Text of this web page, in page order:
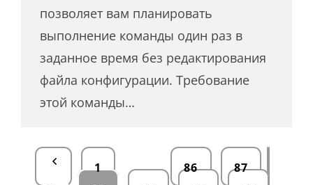
позволяет вам планировать
выполнение команды один раз в
заданное время без редактирования
файла конфигурации. Требование
этой команды…
1 … 86
87